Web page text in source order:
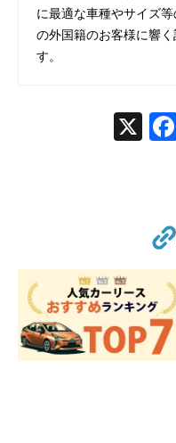
に最適な車種やサイズ
の外国籍のお客様に響
す。
X